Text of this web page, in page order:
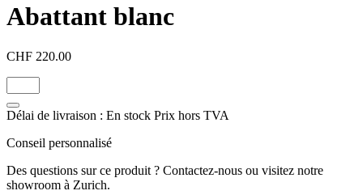
Abattant blanc
CHF 220.00
Délai de livraison : En stock Prix hors TVA
Conseil personnalisé
Des questions sur ce produit ? Contactez-nous ou visitez notre
showroom à Zurich.